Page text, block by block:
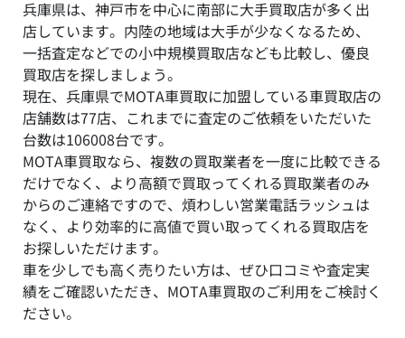
兵庫県は、神戸市を中心に南部に大手買取店が多く出
店しています。内陸の地域は大手が少なくなるため、
一括査定などでの小中規模買取店なども比較し、優良
買取店を探しましょう。
現在、兵庫県でMOTA車買取に加盟している車買取店の
店舗数は77店、これまでに査定のご依頼をいただいた
台数は106008台です。
MOTA車買取なら、複数の買取業者を一度に比較できる
だけでなく、より高額で買取ってくれる買取業者のみ
からのご連絡ですので、煩わしい営業電話ラッシュは
なく、より効率的に高値で買い取ってくれる買取店を
お探しいただけます。
車を少しでも高く売りたい方は、ぜひ口コミや査定実
績をご確認いただき、MOTA車買取のご利用をご検討く
ださい。